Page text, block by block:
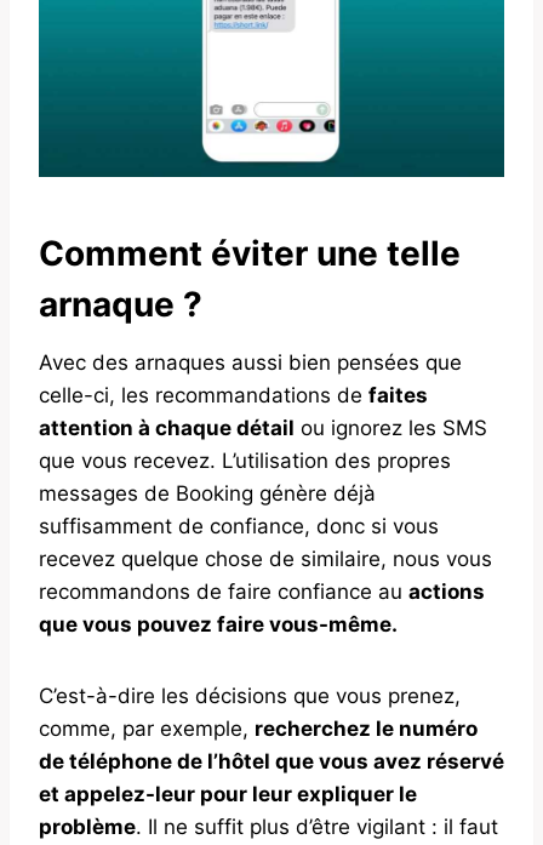
Comment éviter une telle
arnaque ?
Avec des arnaques aussi bien pensées que
celle-ci, les recommandations de faites
attention à chaque détail ou ignorez les SMS
que vous recevez. L’utilisation des propres
messages de Booking génère déjà
suffisamment de confiance, donc si vous
recevez quelque chose de similaire, nous vous
recommandons de faire confiance au actions
que vous pouvez faire vous-même.
C’est-à-dire les décisions que vous prenez,
comme, par exemple, recherchez le numéro
de téléphone de l’hôtel que vous avez réservé
et appelez-leur pour leur expliquer le
problème. Il ne suffit plus d’être vigilant : il faut